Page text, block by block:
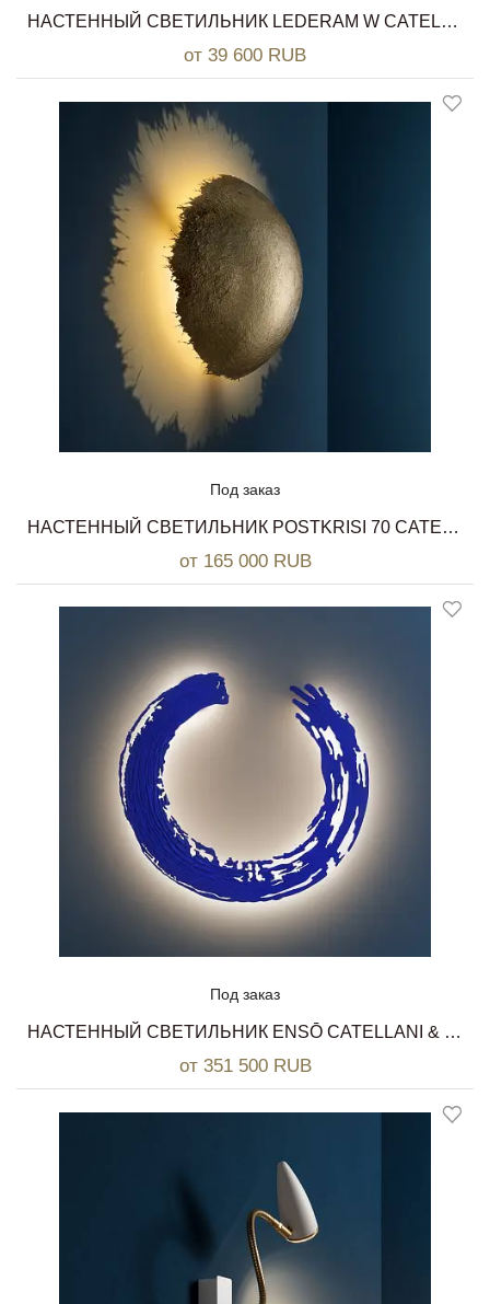
НАСТЕННЫЙ СВЕТИЛЬНИК LEDERAM W CATELLANI & SMITH
от 39 600 RUB
Под заказ
НАСТЕННЫЙ СВЕТИЛЬНИК POSTKRISI 70 CATELLANI & SMITH
от 165 000 RUB
Под заказ
НАСТЕННЫЙ СВЕТИЛЬНИК ENSŌ CATELLANI & SMITH
от 351 500 RUB